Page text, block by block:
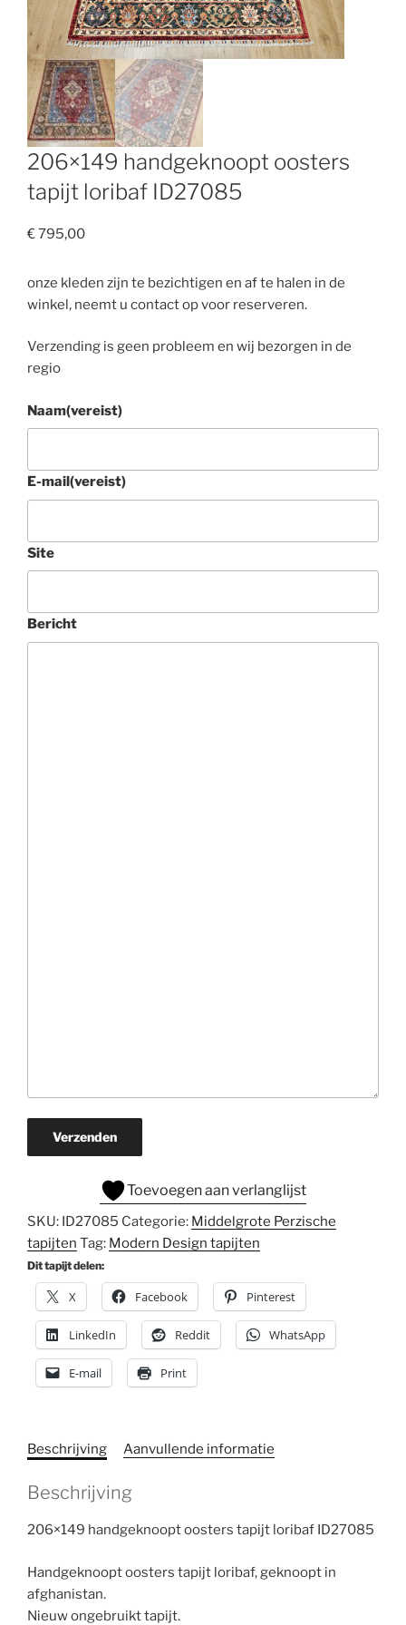
206×149 handgeknoopt oosters
tapijt loribaf ID27085
€795,00
onze kleden zijn te bezichtigen en af te halen in de
winkel, neemt u contact op voor reserveren.
Verzending is geen probleem en wij bezorgen in de
regio
Naam(vereist)
E-mail (vereist)
Site
Bericht
Verzenden
Toevoegen aan verlanglijst
SKU: ID27085 Categorie: Middelgrote Perzische
tapijten Tag: Modern Design tapijten
Dit tapijt delen:
X Facebook Pinterest
LinkedIn Reddit WhatsApp
E-mail Print
Beschrijving Aanvullende informatie
Beschrijving
206×149 handgeknoopt oosters tapijt loribaf ID27085
Handgeknoopt oosters tapijt loribaf, geknoopt in
afghanistan.
Nieuw ongebruikt tapijt.